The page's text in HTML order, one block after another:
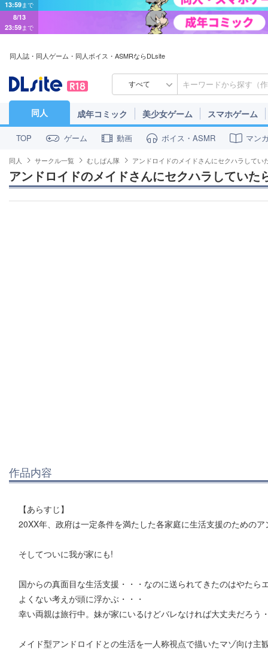
8/13
23:59まで
同人誌・同人ゲーム・同人ボイス・ASMRならDLsite
すべて
同人 成年コミック 美少女ゲーム スマホゲーム
TOP ゲーム 動画 ボイス・ASMR マン
同人 サークル一覧 むしぱん隊 アンドロイドのメイドさんにセクハラしてい
アンドロイドのメイドさんにセクハラしていた
作品内容
【あらすじ】
20XX年、政府は一定条件を満たした各家庭に生活支援のための
そしてついに我が家にも!
国からの真面目な生活支援・・・なのに送られてきたのはやたら
よくない考えが頭に浮かぶ・・・
幸い両親は旅行中。妹が家にいるけどバレなければ大丈夫だろう
メイド型アンドロイドとの生活を一人称視点で描いたマゾ向け主